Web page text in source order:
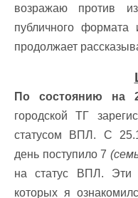
возражаю против
публичного
продолжает
По состоянию на
городской ТГ
статусом ВПЛ. С
день поступило 7
на статус ВПЛ. Эти
которых я